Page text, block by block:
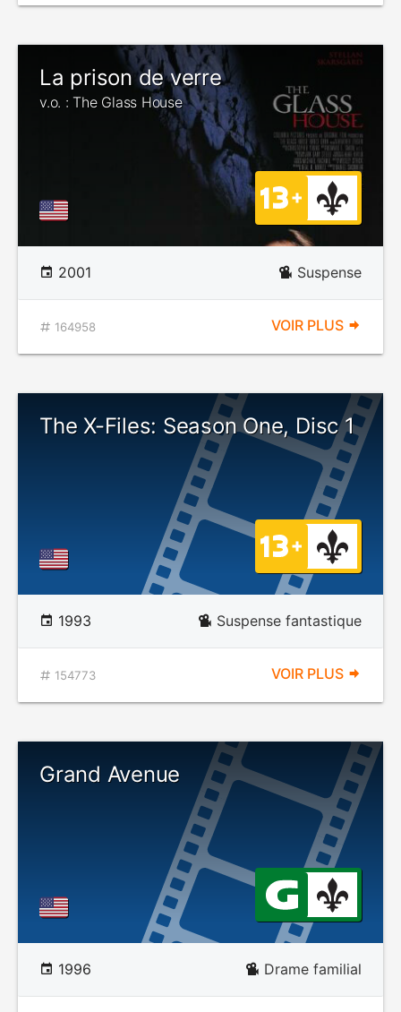
La prison de verre
v.o. : The Glass House
2001 Suspense
164958 VOIR PLUS
The X-Files: Season One, Disc 1
1993 Suspense fantastique
154773 VOIR PLUS
Grand Avenue
1996 Drame familial